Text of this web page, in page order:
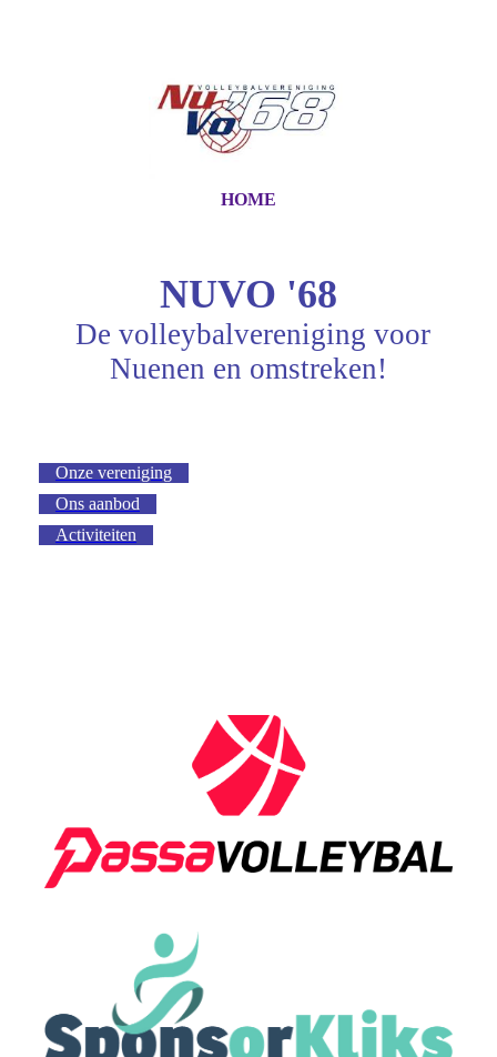
HOME
NUVO '68
De volleybalvereniging voor
Nuenen en omstreken!
Onze vereniging
Ons aanbod
Activiteiten